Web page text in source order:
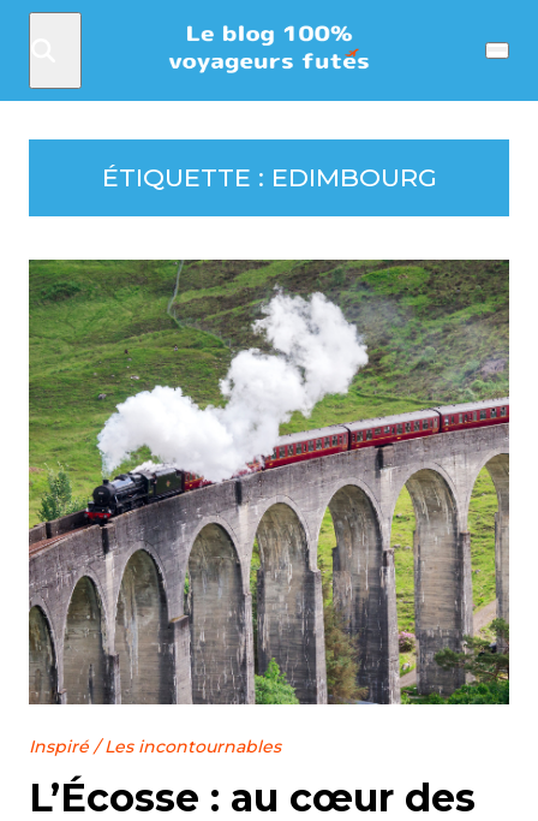
Menu
ÉTIQUETTE : EDIMBOURG
Inspiré /Les incontournables
L’Écosse : au cœur des